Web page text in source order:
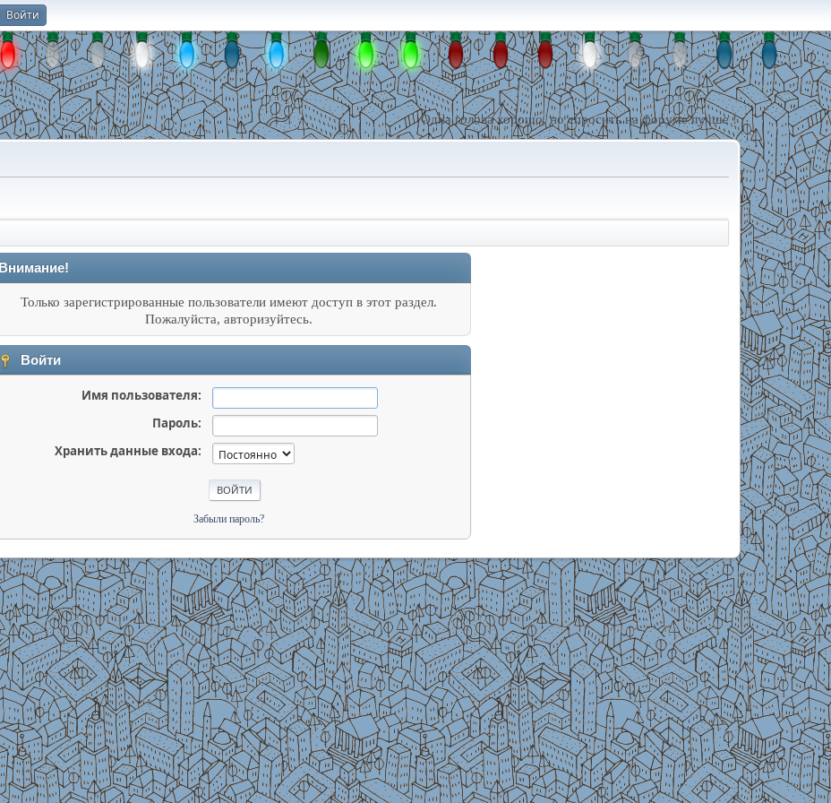
Войти
Одна голова хорошо, но спросить на форуме лучше !
Внимание!
Только зарегистрированные пользователи имеют доступ в этот раздел.
Пожалуйста, авторизуйтесь.
Войти
Имя пользователя:
Пароль:
Хранить данные входа:
Забыли пароль?